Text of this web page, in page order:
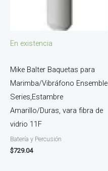
En existencia
Mike Balter Baquetas para
Marimba/Vibráfono Ensemble
Series,Estambre
Amarillo/Duras, vara fibra de
vidrio 11F
Batería y Percusión
$729.04